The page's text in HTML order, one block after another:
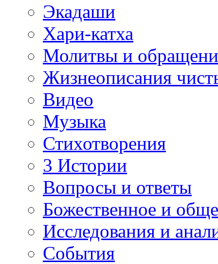
Экадаши
Хари-катха
Молитвы и
Жизнеописания
Видео
Музыка
Стихотворения
3 Истории
Вопросы и ответы
Божественное и
Исследования и
События